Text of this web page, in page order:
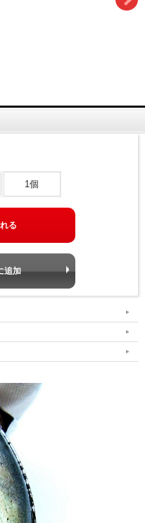
1個